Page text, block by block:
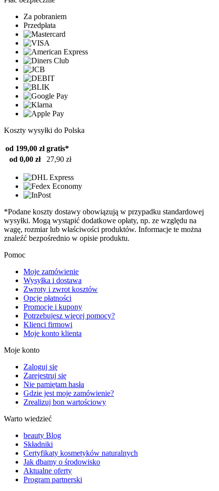
Za pobraniem
Przedpłata
Koszty wysyłki do Polska
od 199,00 zł gratis*
od 0,00 zł
27,90 zł
*Podane koszty dostawy obowiązują w przypadku standardowej
wysyłki. Mogą wystąpić dodatkowe opłaty, np. ze względu na
wagę, rozmiar lub właściwości produktów. Informacje te można
znaleźć bezpośrednio w opisie produktu.
Pomoc
Moje zamówienie
Wysyłka i dostawa
Zwroty i zwrot kosztów
Opcje płatności
Promocje i kupony
Potrzebujesz więcej pomocy?
Klienci firmowi
Moje konto klienta
Moje konto
Zaloguj się
Zarejestruj się
Nie pamiętam hasła
Gdzie jest moje zamówienie?
Zrealizuj bon wartościowy
Warto wiedzieć
beauty Blog
Składniki
Certyfikaty kosmetyków naturalnych
Jak dbamy o środowisko
Aktualne oferty
Program partnerski